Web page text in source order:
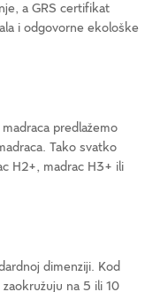
a GRS certifikat
i odgovorne ekološke
predlažemo
Tako svatko
H2+, madrac H3+ ili
dimenziji. Kod
na 5 ili 10